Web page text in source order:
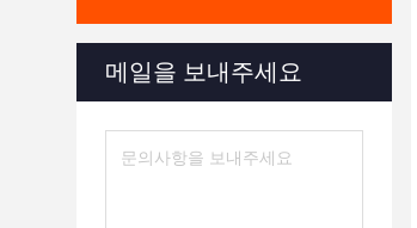
메일을 보내주세요